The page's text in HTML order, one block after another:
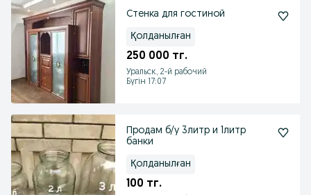
Стенка для гостиной
Қолданылған
250 000 тг.
Уральск, 2-й рабочий
Бүгін 17:07
Продам б/у 3литр и 1литр
банки
Қолданылған
100 тг.